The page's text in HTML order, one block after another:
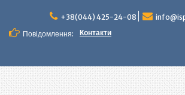
вмісту
+38(044) 425-24-08
Повідомлення:
Контакти